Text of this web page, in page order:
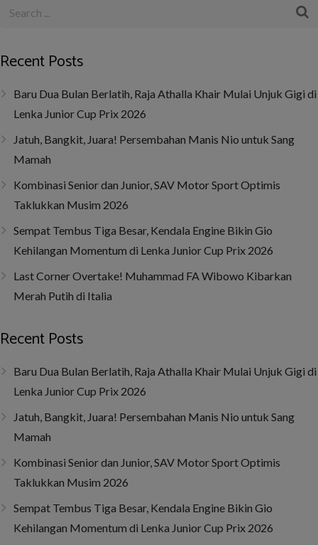
Recent Posts
Baru Dua Bulan Berlatih, Raja Athalla Khair Mulai Unjuk Gigi di
Lenka Junior Cup Prix 2026
Jatuh, Bangkit, Juara! Persembahan Manis Nio untuk Sang
Mamah
Kombinasi Senior dan Junior, SAV Motor Sport Optimis
Taklukkan Musim 2026
Sempat Tembus Tiga Besar, Kendala Engine Bikin Gio
Kehilangan Momentum di Lenka Junior Cup Prix 2026
Last Corner Overtake! Muhammad FA Wibowo Kibarkan
Merah Putih di Italia
Recent Posts
Baru Dua Bulan Berlatih, Raja Athalla Khair Mulai Unjuk Gigi di
Lenka Junior Cup Prix 2026
Jatuh, Bangkit, Juara! Persembahan Manis Nio untuk Sang
Mamah
Kombinasi Senior dan Junior, SAV Motor Sport Optimis
Taklukkan Musim 2026
Sempat Tembus Tiga Besar, Kendala Engine Bikin Gio
Kehilangan Momentum di Lenka Junior Cup Prix 2026